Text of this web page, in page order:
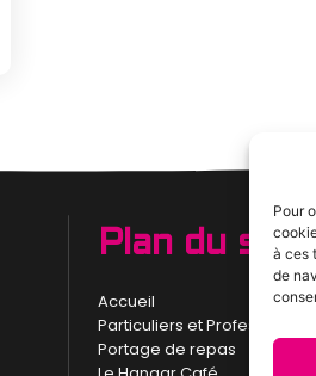
Pour
à ces
de
Plan du site
Accueil
Particuliers et Professionnels
Portage de repas